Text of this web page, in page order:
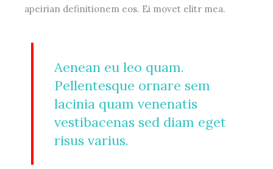
apeirian definitionem eos. Ei movet elitr mea.
Aenean eu leo quam.
Pellentesque ornare sem
lacinia quam venenatis
vestibacenas sed diam eget
risus varius.